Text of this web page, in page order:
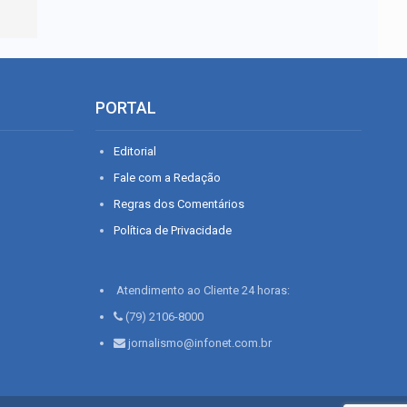
PORTAL
Editorial
Fale com a Redação
Regras dos Comentários
Política de Privacidade
Atendimento ao Cliente 24 horas:
(79) 2106-8000
jornalismo@infonet.com.br